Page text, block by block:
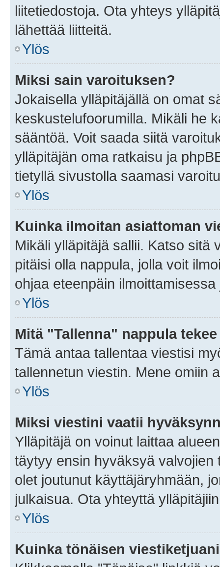
liitetiedostoja. Ota yhteys
lähettää liitteitä.
Ylös
Miksi sain varoituksen?
Jokaisella ylläpitäjällä on omat
keskustelufoorumilla. Mikäli he
sääntöä. Voit saada siitä
ylläpitäjän oma ratkaisu ja
tietyllä sivustolla saamasi
Ylös
Kuinka ilmoitan asiattoman
Mikäli ylläpitäjä sallii. Katso sitä
pitäisi olla nappula, jolla voit
ohjaa eteenpäin
Ylös
Mitä "Tallenna" nappula
Tämä antaa tallentaa viestisi
tallennetun viestin. Mene omiin
Ylös
Miksi viestini vaatii
Ylläpitäjä on voinut laittaa
täytyy ensin hyväksyä
olet joutunut käyttäjäryhmään,
julkaisua. Ota yhteyttä
Ylös
Kuinka tönäisen